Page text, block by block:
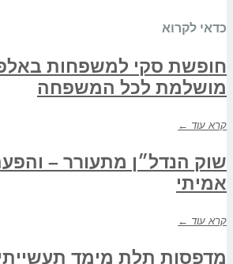
כדאי לקרוא
חופשת סקי למשפחות
מושלמת לכל המשפחה
קרא עוד ←
שוק הנדל״ן מתעורר –
אמיתי
קרא עוד ←
מדפסות תלת מימד